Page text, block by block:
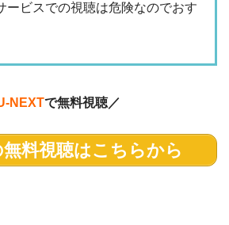
ービスでの視聴は危険なのでおす
NEXTで無料視聴／
無料視聴はこちらから